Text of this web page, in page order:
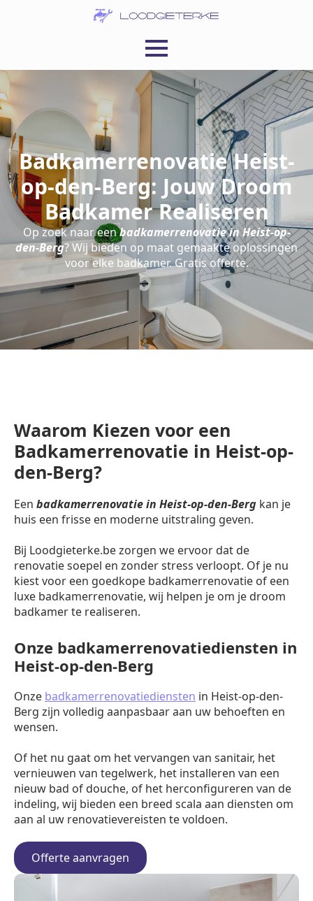
Badkamerrenovatie Heist-
op-den-Berg: Jouw Droom
Badkamer Realiseren
Op zoek naar eenbadkamerrenovatie in Heist-op-
den-Berg? Wij bieden op maat gemaakte oplossingen
voor elke badkamer. Gratis offerte.
Waarom Kiezen voor een
Badkamerrenovatie in Heist-op-
den-Berg?
Een badkamerrenovatie in Heist-op-den-Berg kan je
huis een frisse en moderne uitstraling geven.
Bij Loodgieterke.be zorgen we ervoor dat de
renovatie soepel en zonder stress verloopt. Of je nu
kiest voor een goedkope badkamerrenovatie of een
luxe badkamerrenovatie, wij helpen je om je droom
badkamer te realiseren.
Onze badkamerrenovatiediensten in
Heist-op-den-Berg
Onze badkamerrenovatiediensten in Heist-op-den-
Berg zijn volledig aanpasbaar aan uw behoeften en
wensen.
Of het nu gaat om het vervangen van sanitair, het
vernieuwen van tegelwerk, het installeren van een
nieuw bad of douche, of het herconfigureren van de
indeling, wij bieden een breed scala aan diensten om
aan al uw renovatievereisten te voldoen.
Offerte aanvragen